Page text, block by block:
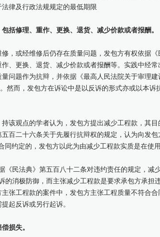
律及行政法规规定的最低期限
括修理、重作、更换、退货、减少价款或者报酬。
，或经维修后仍存在质量问题，发包方有权依据
、更换、退货、减少价款或者报酬等。实践中经
问题作为抗辩，并依据《最高人民法院关于审理
然而，发包方在诉讼中是以反诉的形式亦或以本诉
该观点的学者认为，发包方提出减少工程款，其
百二十六条关于先履行抗辩权的规定，认为向发
约定的，发包方以此为由减少工程款实质是在使用
《民法典》第五百八十二条对违约责任的规定，减
的消极防御，而主张减少工程款是要求承包方承担
张工程款的案件中，发包方主张工程质量不符合
起反诉或另行起诉。
损失。